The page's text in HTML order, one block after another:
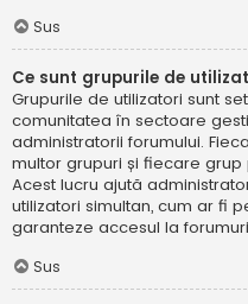
Sus
Ce sunt grupurile de
Grupurile de utilizatori sunt
comunitatea în sectoare
administratorii forumului.
multor grupuri și fiecare
Acest lucru ajută
utilizatori simultan, cum ar fi
garanteze accesul la
Sus